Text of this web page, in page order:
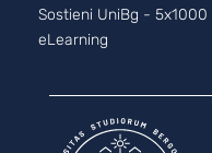
Sostieni UniBg - 5x1000
eLearning